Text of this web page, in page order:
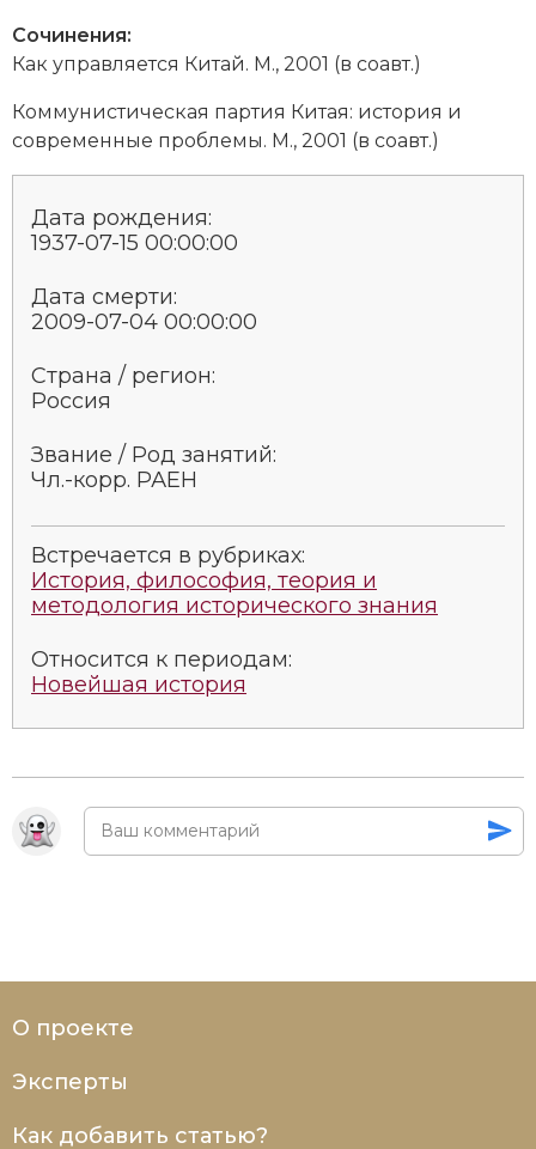
Северная Америка
Специальные исторические дисциплины
Южная Америка
Сочинения:
Как управляется Китай. М., 2001 (в соавт.)
Коммунистическая партия Китая: история и
современные проблемы. М., 2001 (в соавт.)
Дата рождения:
1937-07-15 00:00:00
Дата смерти:
2009-07-04 00:00:00
Страна / регион:
Россия
Звание / Род занятий:
Чл.-корр. РАЕН
Встречается в рубриках:
История, философия, теория и
методология исторического знания
Относится к периодам:
Новейшая история
О проекте
Эксперты
Как добавить статью?